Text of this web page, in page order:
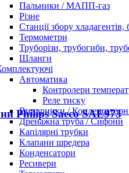
Пальники / МАПП-газ
Різне
Станції збору
Термометри
Труборізи, трубогиби,
Шланги
Автоматика
Контролери
Реле тиску
Випарники /
Дренажна труба / Сифони
Капілярні трубки
Клапани шредера
Конденсатори
Ресивери
Philips Saeco SAE973